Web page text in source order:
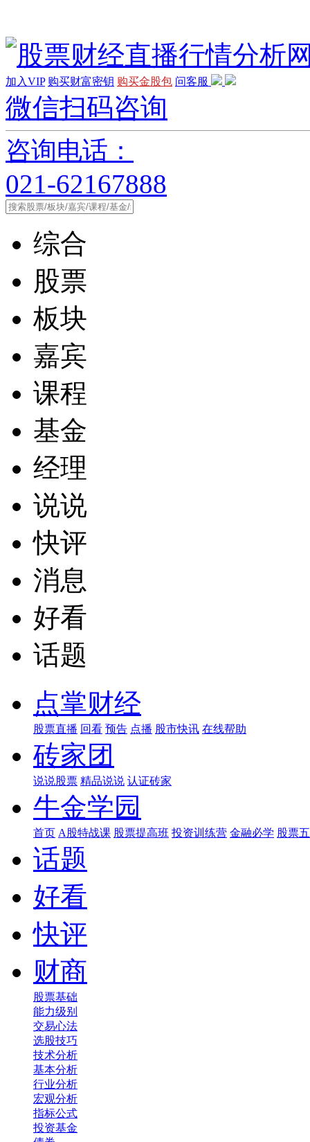
加入VIP 购买财富密钥 购买金股包 问客服
微信扫码咨询
咨询电话：
021-62167888
综合
股票
板块
嘉宾
课程
基金
经理
说说
快评
消息
好看
话题
点掌财经
股票直播 回看 预告 点播 股市快讯 在线帮助
砖家团
说说股票 精品说说 认证砖家
牛金学园
首页 A股特战课 股票提高班 投资训练营 金融必学 股票
话题
好看
快评
财商
股票基础
能力级别
交易心法
选股技巧
技术分析
基本分析
行业分析
宏观分析
指标公式
投资基金